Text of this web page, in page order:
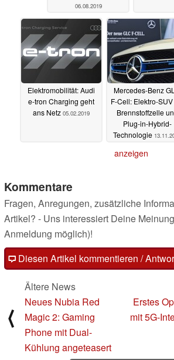
06.08.2019
Elektromobilität: Audi
e-tron Charging geht
ans Netz 05.02.2019
Mercedes-Benz
F-Cell: Elektro-
Brennstoffzelle
Plug-in-Hybrid-
Technologie
anzeigen
Kommentare
Fragen, Anregungen, zusätzliche
Artikel? - Uns interessiert Deine
Anmeldung möglich)!
Diesen Artikel kommentieren /
⟨
Ältere News
Neues Nubia Red
Magic 2: Gaming
Phone mit Dual-
Kühlung angeteasert
Erstes
mit 5G-